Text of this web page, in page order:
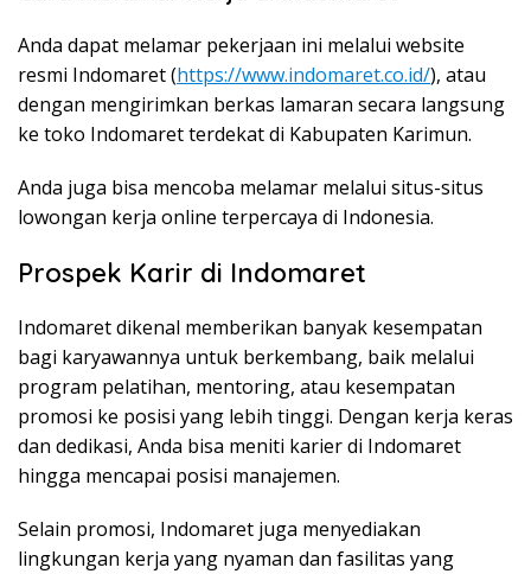
Anda dapat melamar pekerjaan ini melalui website
resmi Indomaret (https://www.indomaret.co.id/), atau
dengan mengirimkan berkas lamaran secara langsung
ke toko Indomaret terdekat di Kabupaten Karimun.
Anda juga bisa mencoba melamar melalui situs-situs
lowongan kerja online terpercaya di Indonesia.
Prospek Karir di Indomaret
Indomaret dikenal memberikan banyak kesempatan
bagi karyawannya untuk berkembang, baik melalui
program pelatihan, mentoring, atau kesempatan
promosi ke posisi yang lebih tinggi. Dengan kerja keras
dan dedikasi, Anda bisa meniti karier di Indomaret
hingga mencapai posisi manajemen.
Selain promosi, Indomaret juga menyediakan
lingkungan kerja yang nyaman dan fasilitas yang